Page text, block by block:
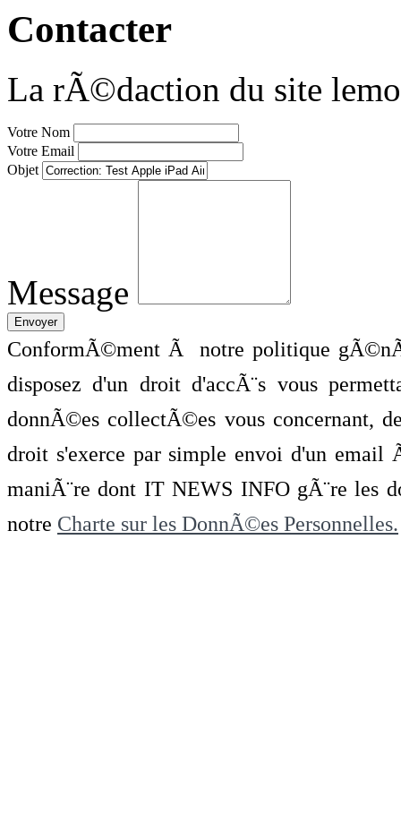
Contacter
La rÃ©daction du site
Votre Nom
Votre Email
Objet
Message
ConformÃ©ment Ã notre politique
disposez d'un droit d'accÃ¨s vous
donnÃ©es collectÃ©es vous concernant,
droit s'exerce par simple envoi d'un
maniÃ¨re dont IT NEWS INFO gÃ¨re les
notre Charte sur les DonnÃ©es Personnelles.